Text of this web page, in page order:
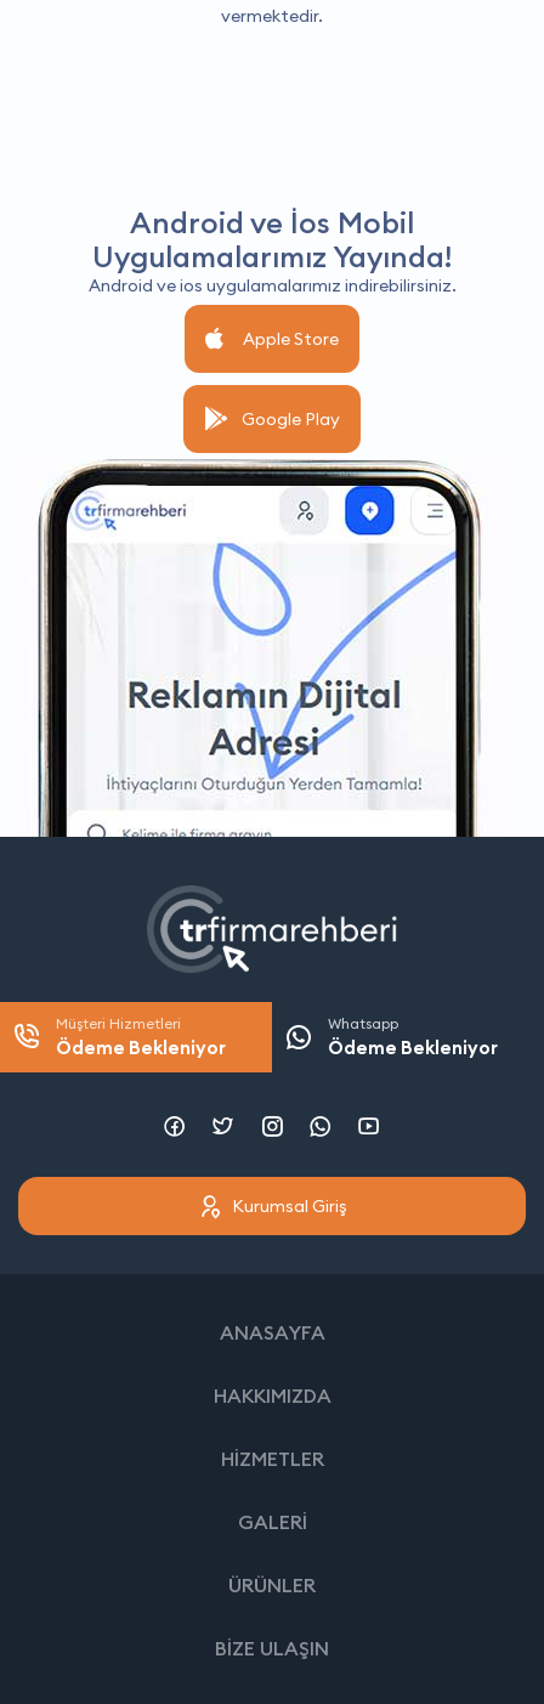
vermektedir.
Android ve İos Mobil
Uygulamalarımız Yayında!
Android ve ios uygulamalarımız indirebilirsiniz.
Apple Store
Google Play
Müşteri Hizmetleri
Ödeme Bekleniyor
Whatsapp
Ödeme Bekleniyor
Kurumsal Giriş
ANASAYFA
HAKKIMIZDA
HİZMETLER
GALERİ
ÜRÜNLER
BİZE ULAŞIN